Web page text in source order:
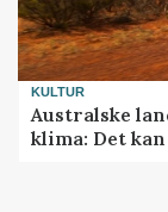
KULTUR
Australske
klima: Det